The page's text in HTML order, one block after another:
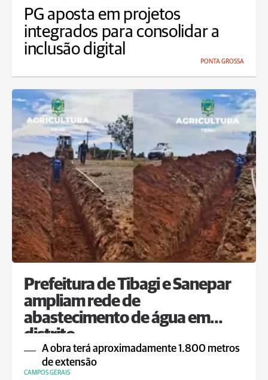
PG aposta em projetos
integrados para consolidar a
inclusão digital
PONTA GROSSA
Prefeitura de Tibagi e Sanepar
ampliam rede de
abastecimento de água em
distrito
A obra terá aproximadamente 1.800 metros
de extensão
CAMPOS GERAIS